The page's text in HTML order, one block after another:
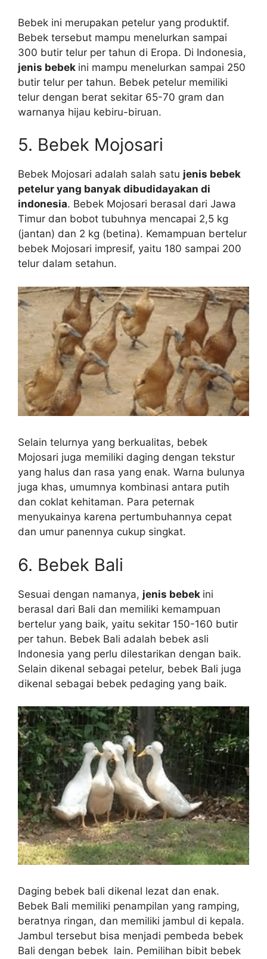
Bebek ini merupakan petelur yang produktif.
Bebek tersebut mampu menelurkan sampai
300 butir telur per tahun di Eropa. Di Indonesia,
jenis bebek ini mampu menelurkan sampai 250
butir telur per tahun. Bebek petelur memiliki
telur dengan berat sekitar 65-70 gram dan
warnanya hijau kebiru-biruan.
5. Bebek Mojosari
Bebek Mojosari adalah salah satu jenis bebek
petelur yang banyak dibudidayakan di
indonesia. Bebek Mojosari berasal dari Jawa
Timur dan bobot tubuhnya mencapai 2,5 kg
(jantan) dan 2 kg (betina). Kemampuan bertelur
bebek Mojosari impresif, yaitu 180 sampai 200
telur dalam setahun.
Selain telurnya yang berkualitas, bebek
Mojosari juga memiliki daging dengan tekstur
yang halus dan rasa yang enak. Warna bulunya
juga khas, umumnya kombinasi antara putih
dan coklat kehitaman. Para peternak
menyukainya karena pertumbuhannya cepat
dan umur panennya cukup singkat.
6. Bebek Bali
Sesuai dengan namanya, jenis bebek ini
berasal dari Bali dan memiliki kemampuan
bertelur yang baik, yaitu sekitar 150-160 butir
per tahun. Bebek Bali adalah bebek asli
Indonesia yang perlu dilestarikan dengan baik.
Selain dikenal sebagai petelur, bebek Bali juga
dikenal sebagai bebek pedaging yang baik.
Daging bebek bali dikenal lezat dan enak.
Bebek Bali memiliki penampilan yang ramping,
beratnya ringan, dan memiliki jambul di kepala.
Jambul tersebut bisa menjadi pembeda bebek
Bali dengan bebek lain. Pemilihan bibit bebek